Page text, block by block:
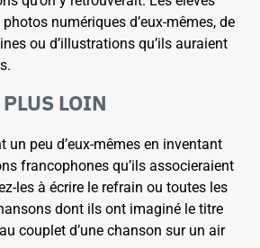
numériques d’eux-mêmes, de
ou d’illustrations qu’ils auraient
LOIN
un peu d’eux-mêmes en inventant
francophones qu’ils associeraient
les à écrire le refrain ou toutes les
dont ils ont imaginé le titre
couplet d’une chanson sur un air